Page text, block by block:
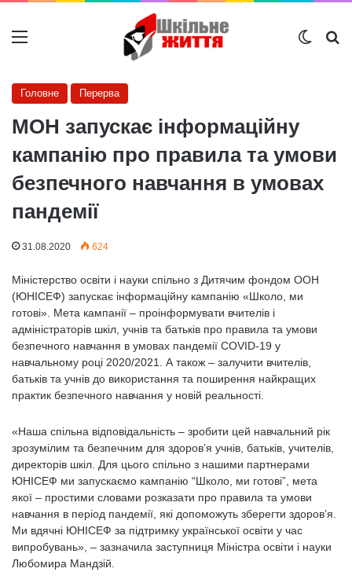
Меню
Головне Перерва
МОН запускає інформаційну
кампанію про правила та умови
безпечного навчання в умовах
пандемії
31.08.2020 624
Міністерство освіти і науки спільно з Дитячим фондом ООН
(ЮНІСЕФ) запускає інформаційну кампанію «Школо, ми
готові». Мета кампанії – проінформувати вчителів і
адміністраторів шкіл, учнів та батьків про правила та умови
безпечного навчання в умовах пандемії COVID-19 у
навчальному році 2020/2021. А також – залучити вчителів,
батьків та учнів до використання та поширення найкращих
практик безпечного навчання у новій реальності.
«Наша спільна відповідальність – зробити цей навчальний рік
зрозумілим та безпечним для здоров’я учнів, батьків, учителів,
директорів шкіл. Для цього спільно з нашими партнерами
ЮНІСЕФ ми запускаємо кампанію “Школо, ми готові”, мета
якої – простими словами розказати про правила та умови
навчання в період пандемії, які допоможуть зберегти здоров’я.
Ми вдячні ЮНІСЕФ за підтримку української освіти у час
випробувань», – зазначила заступниця Міністра освіти і науки
Любомира Мандзій.